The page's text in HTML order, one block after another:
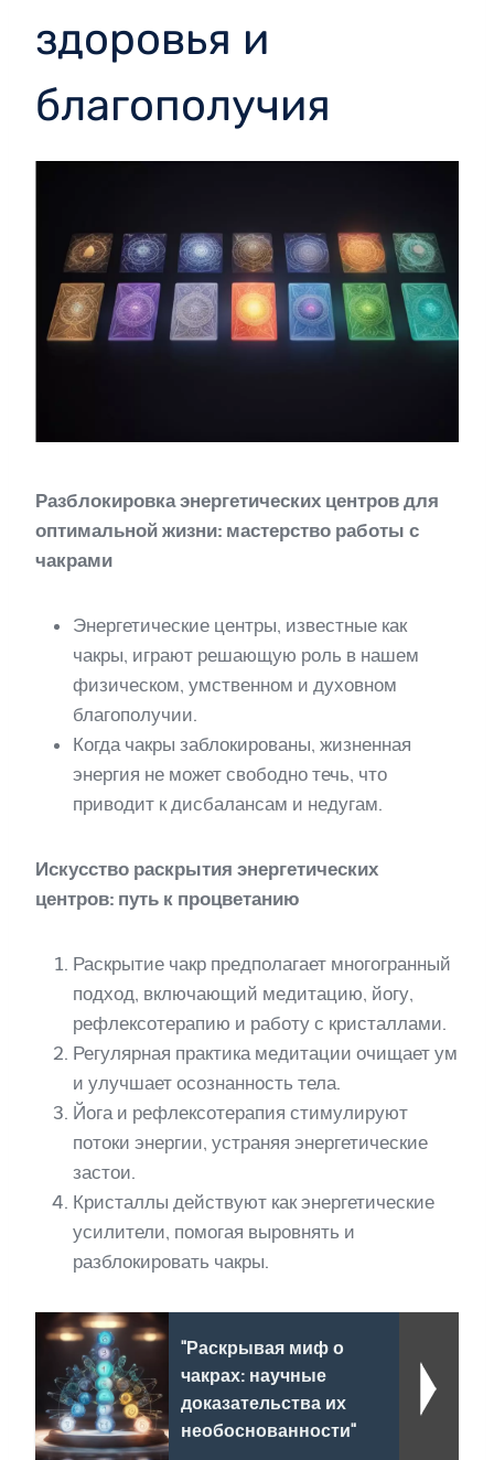
здоровья и
благополучия
Разблокировка энергетических центров для
оптимальной жизни: мастерство работы с
чакрами
Энергетические центры, известные как
чакры, играют решающую роль в нашем
физическом, умственном и духовном
благополучии.
Когда чакры заблокированы, жизненная
энергия не может свободно течь, что
приводит к дисбалансам и недугам.
Искусство раскрытия энергетических
центров: путь к процветанию
Раскрытие чакр предполагает многогранный
подход, включающий медитацию, йогу,
рефлексотерапию и работу с кристаллами.
Регулярная практика медитации очищает ум
и улучшает осознанность тела.
Йога и рефлексотерапия стимулируют
потоки энергии, устраняя энергетические
застои.
Кристаллы действуют как энергетические
усилители, помогая выровнять и
разблокировать чакры.
"Раскрывая миф о
чакрах: научные
доказательства их
необоснованности"